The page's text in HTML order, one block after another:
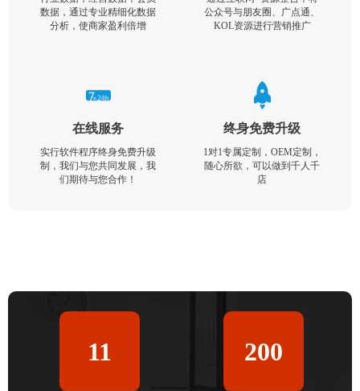
数据，通过专业精细化数据
分析，使商家盈利倍增
公众号与朋友圈、广点通、
KOL资源进行营销推广
在线服务
实行软件程序终身免费升级
制，我们与您共同发展，我
们期待与您合作！
终身免费升级
1对1专属定制，OEM定制，
随心所欲，可以做到千人千
店
11 200